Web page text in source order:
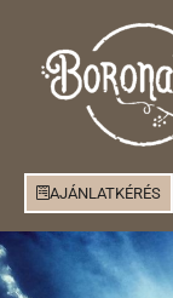
AJÁNLATKÉRÉS